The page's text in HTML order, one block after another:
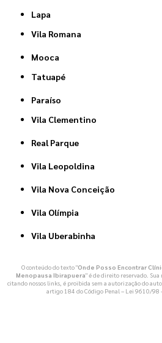
Lapa
Vila Romana
Mooca
Tatuapé
Paraíso
Vila Clementino
Real Parque
Vila Leopoldina
Vila Nova Conceição
Vila Olímpia
Vila Uberabinha
O conteúdo do texto "Onde Posso Encontrar
Menopausa Ibirapuera" é de direito reservado.
citando nossos links, é proibida sem a autorização do
artigo 184 do Código Penal – Lei 9610/98